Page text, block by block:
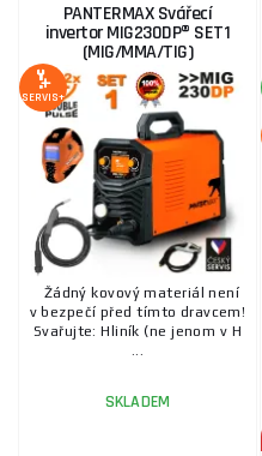
PANTERMAX Svářecí
invertor MIG230DP® SET1
(MIG/MMA/TIG)
SERVIS+
Žádný kovový materiál není
v bezpečí před tímto dravcem!
Svařujte: Hliník (ne jenom v H
...
SKLADEM